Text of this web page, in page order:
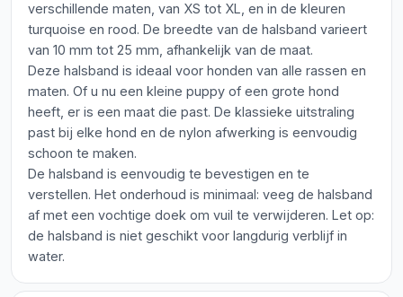
verschillende maten, van XS tot XL, en in de kleuren
turquoise en rood. De breedte van de halsband varieert
van 10 mm tot 25 mm, afhankelijk van de maat.
Deze halsband is ideaal voor honden van alle rassen en
maten. Of u nu een kleine puppy of een grote hond
heeft, er is een maat die past. De klassieke uitstraling
past bij elke hond en de nylon afwerking is eenvoudig
schoon te maken.
De halsband is eenvoudig te bevestigen en te
verstellen. Het onderhoud is minimaal: veeg de halsband
af met een vochtige doek om vuil te verwijderen. Let op:
de halsband is niet geschikt voor langdurig verblijf in
water.